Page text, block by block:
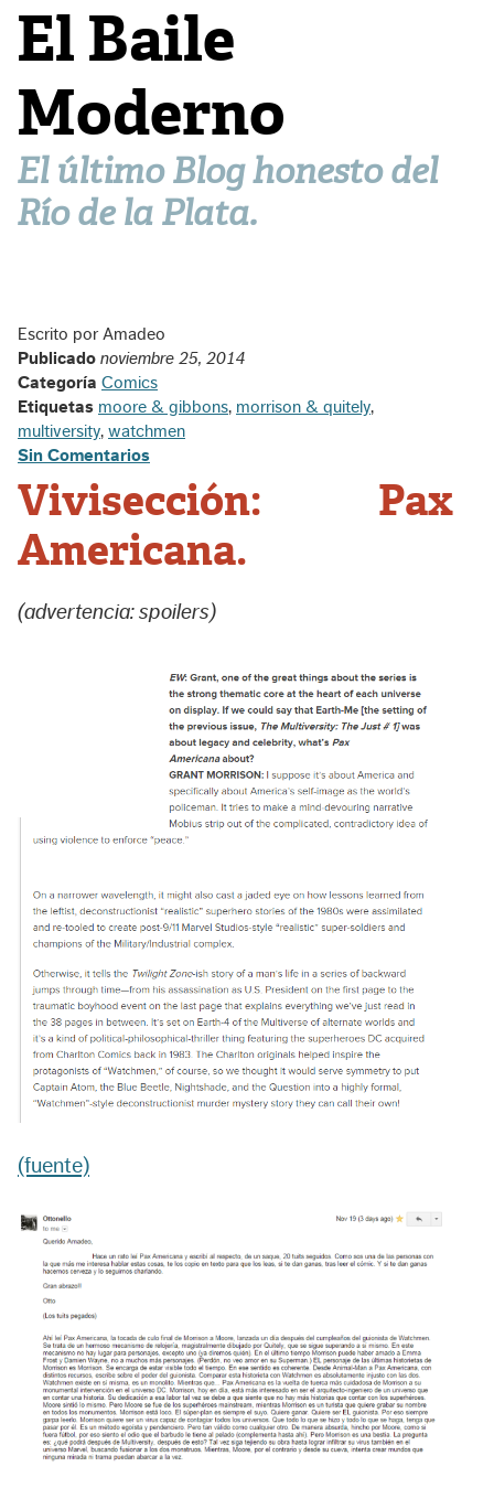
El Baile
Moderno
El último Blog honesto del
Río de la Plata.
Escrito por Amadeo
Publicado noviembre 25, 2014
Categoría Comics
Etiquetas moore & gibbons, morrison & quitely,
multiversity, watchmen
Sin Comentarios
Vivisección: Pax
Americana.
(advertencia: spoilers)
(fuente)